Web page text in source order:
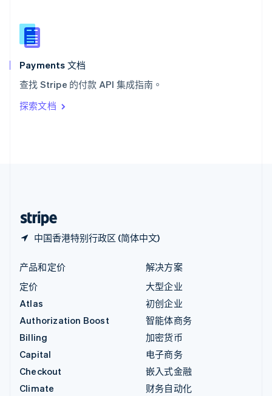
Payments 文档
查找 Stripe 的付款 API 集成指南。
探索文档
中国香港特别行政区 (简体中文)
新西兰
English
匈牙利
English
ItalianoEnglish
印度
English
产品和定价
定价
Atlas
Authorization Boost
Billing
Capital
Checkout
Climate
解决方案
大型企业
初创企业
智能体商务
加密货币
电子商务
嵌入式金融
财务自动化